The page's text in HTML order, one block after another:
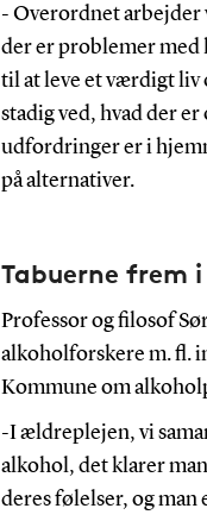
- Overordnet arbejder
der er problemer med
til at leve et værdigt liv
stadig ved, hvad der
udfordringer er i
på alternativer.
Tabuerne frem
Professor og filosof
alkoholforskere m. fl.
Kommune om
-I ældreplejen, vi
alkohol, det klarer
deres følelser, og man